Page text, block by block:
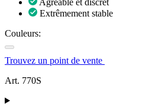
Extrêmement stable
Couleurs:
Trouvez un point de vente
Art. 770S